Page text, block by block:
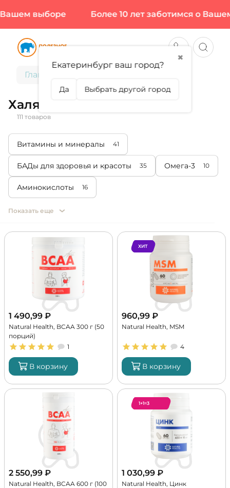
выборе Более 10 лет заботимся о Вашем
Главная
Халяль
111 товаров
Витамины и минералы 41
БАДы для здоровья и красоты 35 Омега-3 10
Аминокислоты 16
Показать еще
1 490,99 ₽
Natural Health, BCAA 300 г (50
порций)
1
В корзину
ХИТ
960,99 ₽
Natural Health, MSM
4
В корзину
2 550,99 ₽
Natural Health, BCAA 600 г (100
1+1=3
1 030,99 ₽
Natural Health, Цинк
✖
Екатеринбург ваш город?
Да Выбрать другой город